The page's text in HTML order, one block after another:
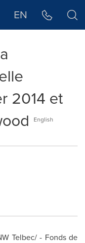
EN
2014 et
English
Telbec/ - Fonds de